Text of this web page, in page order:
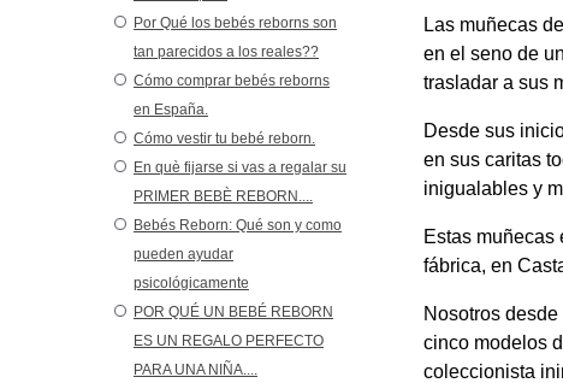
Por Qué los bebés reborns son
tan parecidos a los reales??
Cómo comprar bebés reborns
en España.
Cómo vestir tu bebé reborn.
En què fijarse si vas a regalar su
PRIMER BEBÈ REBORN....
Bebés Reborn: Qué son y como
pueden ayudar
psicológicamente
POR QUÉ UN BEBÉ REBORN
ES UN REGALO PERFECTO
PARA UNA NIÑA....
Las muñecas
en el seno de
trasladar a sus
Desde sus
en sus caritas
inigualables y
Estas muñecas
fábrica, en
Nosotros desde
cinco modelos
coleccionista